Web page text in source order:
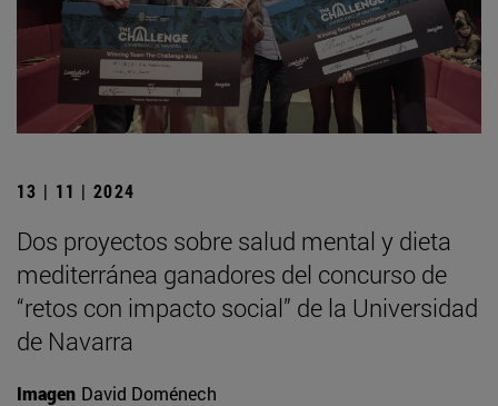
13 | 11 | 2024
Dos proyectos sobre salud mental y dieta
mediterránea ganadores del concurso de
“retos con impacto social” de la Universidad
de Navarra
Imagen David Doménech